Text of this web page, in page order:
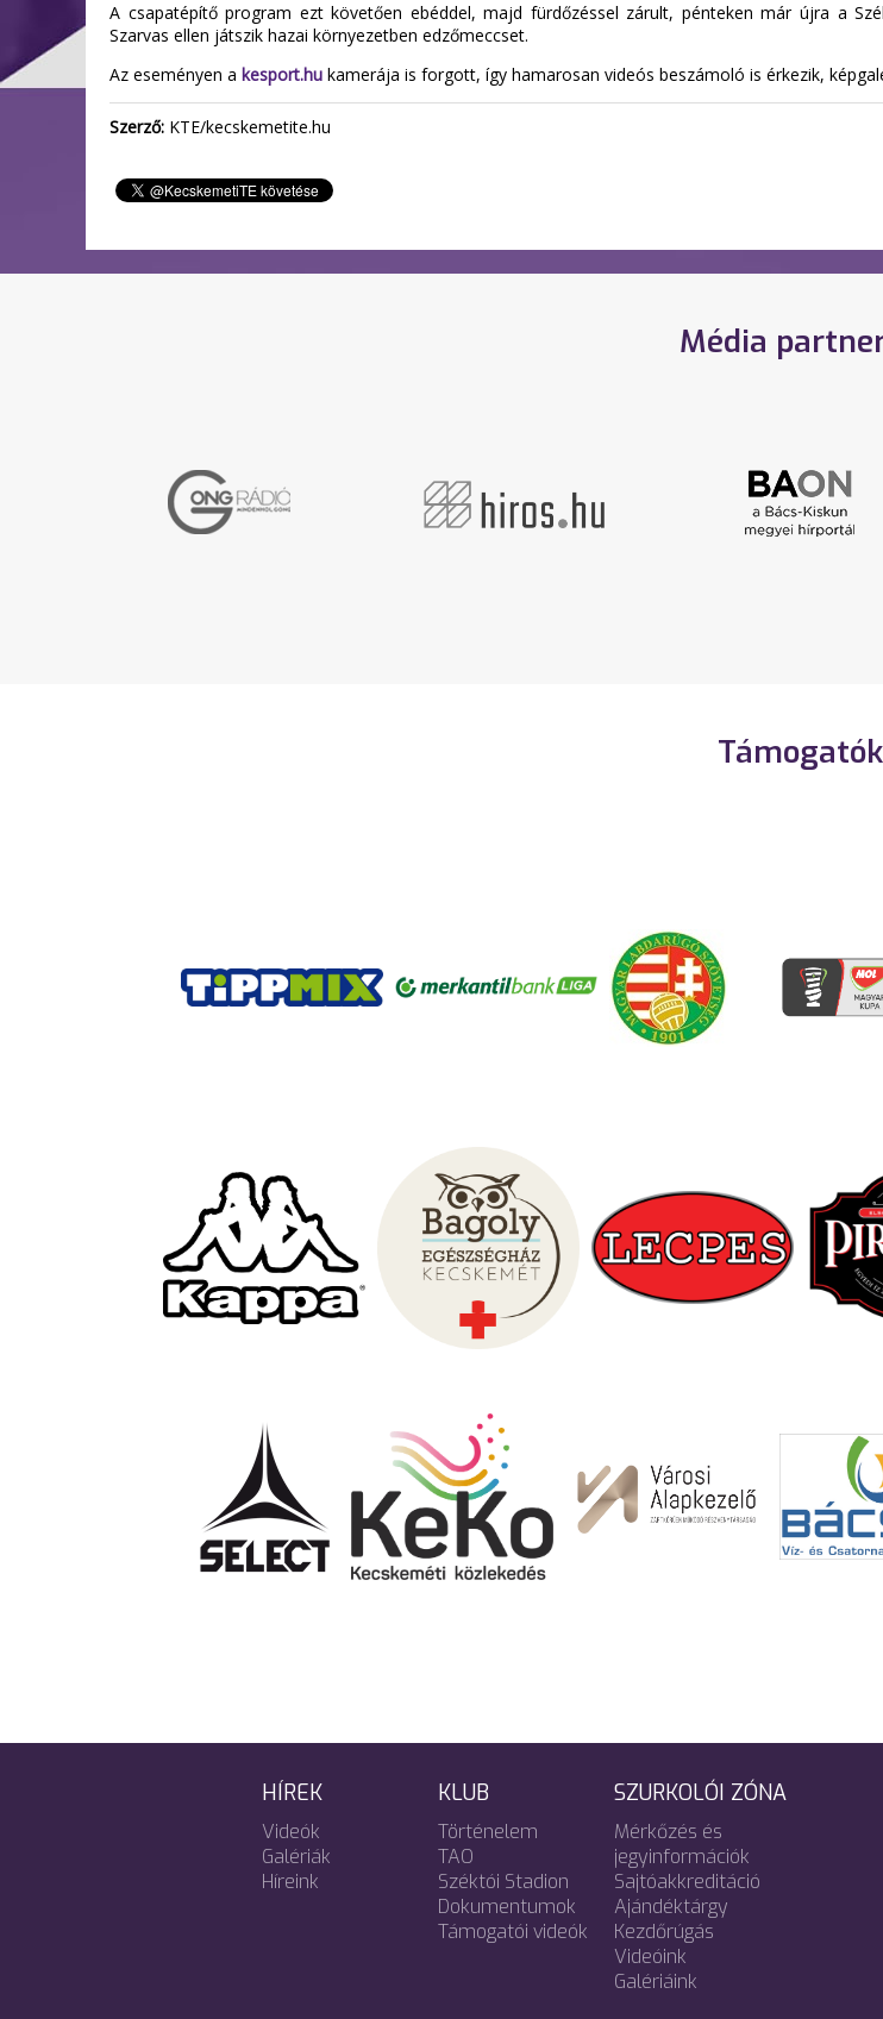
A csapatépítő program ezt követően ebéddel, majd fürdőzéssel zárult, pénteken már újra a
Szarvas ellen játszik hazai környezetben edzőmeccset.
Az eseményen a kesport.hu kamerája is forgott, így hamarosan videós beszámoló is érkezik,
Szerző: KTE/kecskemetite.hu
Média
Támogatók
HÍREK
Videók
Galériák
Híreink
KLUB
Történelem
TAO
Széktói Stadion
Dokumentumok
Támogatói videók
SZURKOLÓI ZÓNA
Mérkőzés és
jegyinformációk
Sajtóakkreditáció
Ajándéktárgy
Kezdőrúgás
Videóink
Galériáink